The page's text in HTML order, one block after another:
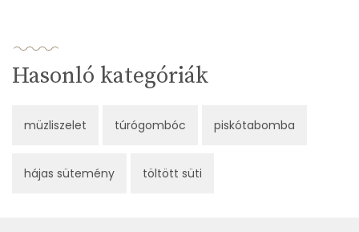
Hasonló kategóriák
müzliszelet túrógombóc piskótabomba
hájas sütemény töltött süti